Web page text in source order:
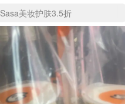
lululemon折扣上新
Sasa美妆护肤3.5折
SSENSE年中3折
FreshBeauty好价汇总
Cettire降价+叠9折
WWS Coles超市实拍
viagogo二手票捡漏
Myer超级周末1折
The Outnet奢牌1折起
David Jones 3折起
Flannels大牌1折
Perfumes Club护肤1折
AMIRO返校季6.2折
Amazon折扣汇总
eToro入金$200送$50
Amazon数码好物
ICONIC本周7.5折
ThedoubleF高奢地板价
Moose Knuckles 6折
丝芙兰5折起
EUFY官网3.7折起
Selenichast首饰2折
Trip机票酒店促销
YSL送5件彩妆礼
Amazon家居好物
Amazon美妆护肤
雅漾大喷$8
过敏原检测盒$33
伊索独家赠50ml沐浴露
科颜氏清仓3折
SEALIFE海洋馆门票6折
丝塔芙大白罐$16
订阅Newsletter送香薰
Cult Beauty 6.8折
Harrods圣诞日历2.3折
LN-CC奢牌私促3折
d'Alba空姐喷雾$16
EVE LOM套装逆天2折
Bernardelli独家4折
Adore Beauty 6折起
CT圣诞日历
Mytheresa奢品2.7折
Luxury Escapes 9折
Currentbody美容仪9折
MOON Garden Live
Roborock扫地机3.7折
Tingo Life水杯$24
Valentino官网5折
CR洗发护发6.3折
修丽可套装7.4折
Myer彩妆2件7折
GANNI官网4.5折
Stylevana韩妆4折
Tessabit高奢8.5折
OGX洗护4折
Amazon阿德莱德次日达
卡诗8.5折+赠礼
Philips Hue灯具8折